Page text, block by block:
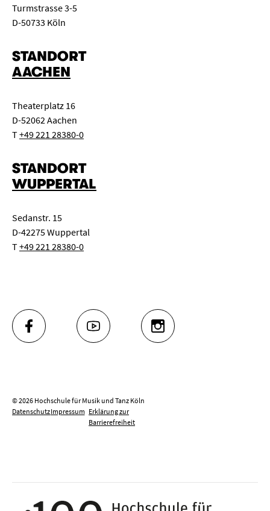
Turmstrasse 3-5
D-50733 Köln
STANDORT
AACHEN
Theaterplatz 16
D-52062 Aachen
T+49 221 28380-0
STANDORT
WUPPERTAL
Sedanstr. 15
D-42275 Wuppertal
T+49 221 28380-0
FACEBOOK YOUTUBE INSTAGRAM
© 2026 Hochschule für Musik und Tanz Köln
DatenschutzImpressum Erklärung zur
Barrierefreiheit